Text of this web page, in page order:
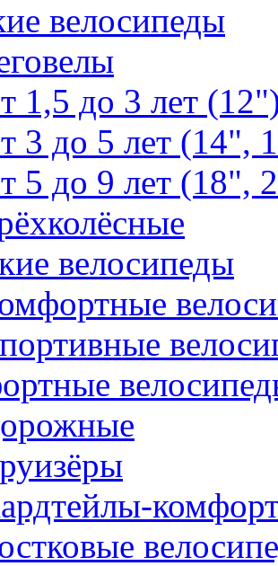
велосипеды
1,5 до 3 лет
3 до 5 лет (14",
5 до 9 лет (18",
велосипеды